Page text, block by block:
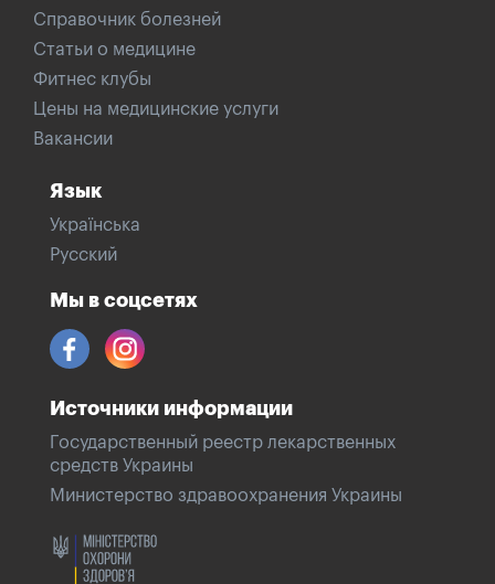
Справочник болезней
Статьи о медицине
Фитнес клубы
Цены на медицинские услуги
Вакансии
Язык
Українська
Русский
Мы в соцсетях
Источники информации
Государственный реестр лекарственных
средств Украины
Министерство здравоохранения Украины